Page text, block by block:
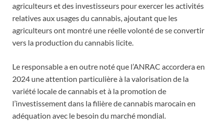
agriculteurs et des investisseurs pour exercer les activités
relatives aux usages du cannabis, ajoutant que les
agriculteurs ont montré une réelle volonté de se convertir
vers la production du cannabis licite.
Le responsable a en outre noté que l’ANRAC accordera en
2024 une attention particulière à la valorisation de la
variété locale de cannabis et à la promotion de
l’investissement dans la filière de cannabis marocain en
adéquation avec le besoin du marché mondial.